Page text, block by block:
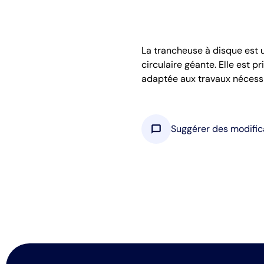
La trancheuse à disque est
circulaire géante. Elle est
adaptée aux travaux
chat_bubble Suggérer des